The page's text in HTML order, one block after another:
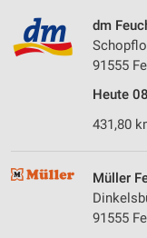
dm
91555
Heute
431,80
Müller
91555